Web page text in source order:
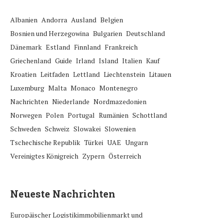
Albanien Andorra Ausland Belgien
Bosnien und Herzegowina Bulgarien Deutschland
Dänemark Estland Finnland Frankreich
Griechenland Guide Irland Island Italien Kauf
Kroatien Leitfaden Lettland Liechtenstein Litauen
Luxemburg Malta Monaco Montenegro
Nachrichten Niederlande Nordmazedonien
Norwegen Polen Portugal Rumänien Schottland
Schweden Schweiz Slowakei Slowenien
Tschechische Republik Türkei UAE Ungarn
Vereinigtes Königreich Zypern Österreich
Neueste Nachrichten
Europäischer Logistikimmobilienmarkt und